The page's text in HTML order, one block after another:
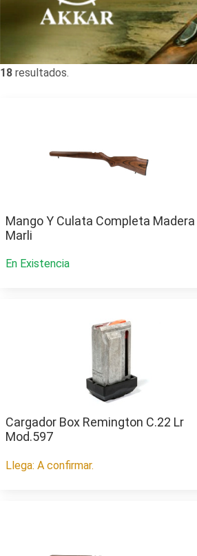
18 resultados.
Mango Y Culata Completa Madera
Marli
En Existencia
Cargador Box Remington C.22 Lr
Mod.597
Llega: A confirmar.